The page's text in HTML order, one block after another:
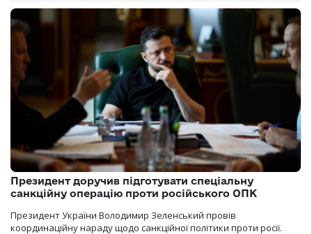
Президент доручив підготувати спеціальну
санкційну операцію проти російського ОПК
Президент України Володимир Зеленський провів
координаційну нараду щодо санкційної політики проти росії.